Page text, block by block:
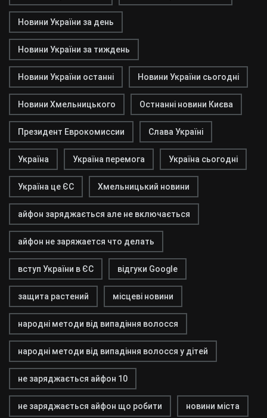
Новини України за день
Новини України за тиждень
Новини України останні Новини України сьогодні
Новини Хмельницького Остнанні новини Києва
Президент Еврокомиссии Слава Україні
Україна Україна перемога Україна сьогодні
Україна це ЄС Хмельницький новини
айфон заряджається але не включається
айфон не заряжается что делать
вступ України в ЄС відгуки Google
защита растений місцеві новини
народні методи від випадіння волосся
народні методи від випадіння волосся у дітей
не заряджається айфон 10
не заряджається айфон що робити новини міста